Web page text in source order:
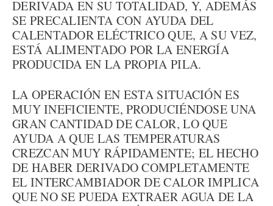
DERIVADA EN SU TOTALIDAD, Y, ADEMÁS
SE PRECALIENTA CON AYUDA DEL
CALENTADOR ELÉCTRICO QUE, A SU VEZ,
ESTÁ ALIMENTADO POR LA ENERGÍA
PRODUCIDA EN LA PROPIA PILA.
LA OPERACIÓN EN ESTA SITUACIÓN ES
MUY INEFICIENTE, PRODUCIÉNDOSE UNA
GRAN CANTIDAD DE CALOR, LO QUE
AYUDA A QUE LAS TEMPERATURAS
CREZCAN MUY RÁPIDAMENTE; EL HECHO
DE HABER DERIVADO COMPLETAMENTE
EL INTERCAMBIADOR DE CALOR IMPLICA
QUE NO SE PUEDA EXTRAER AGUA DE LA